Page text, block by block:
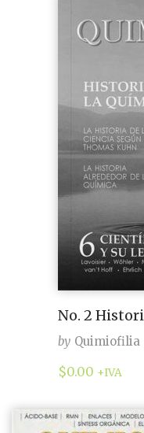
No. 2
by Quimiofilia
$0.00 +IVA